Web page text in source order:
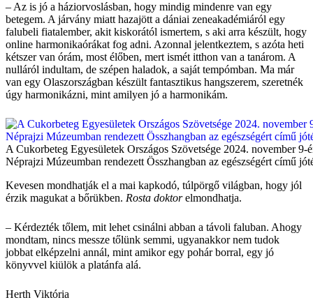
– Az is jó a háziorvoslásban, hogy mindig mindenre van egy
betegem. A járvány miatt hazajött a dániai zeneakadémiáról egy
falubeli fiatalember, akit kiskorától ismertem, s aki arra készült, hogy
online harmonikaórákat fog adni. Azonnal jelentkeztem, s azóta heti
kétszer van órám, most élőben, mert ismét itthon van a tanárom. A
nulláról indultam, de szépen haladok, a saját tempómban. Ma már
van egy Olaszországban készült fantasztikus hangszerem, szeretnék
úgy harmonikázni, mint amilyen jó a harmonikám.
A Cukorbeteg Egyesületek Országos Szövetsége 2024. november 9-
Néprajzi Múzeumban rendezett Összhangban az egészségért című
Kevesen mondhatják el a mai kapkodó, túlpörgő világban, hogy jól
érzik magukat a bőrükben. Rosta doktorelmondhatja.
– Kérdezték tőlem, mit lehet csinálni abban a távoli faluban. Ahogy
mondtam, nincs messze tőlünk semmi, ugyanakkor nem tudok
jobbat elképzelni annál, mint amikor egy pohár borral, egy jó
könyvvel kiülök a platánfa alá.
Herth Viktória